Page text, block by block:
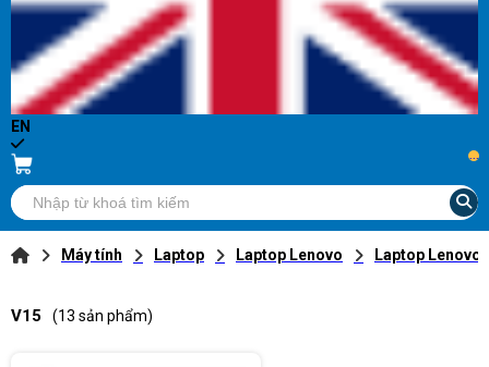
EN
...
Máy tính Laptop Laptop Lenovo Laptop Lenovo
V15 (13 sản phẩm)